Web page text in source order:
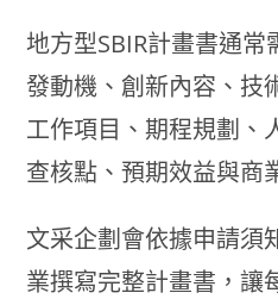
地方型SBIR計畫書通
發動機、創新內容、技
工作項目、期程規劃、
查核點、預期效益與商
文采企劃會依據申請須
業撰寫完整計畫書，讓